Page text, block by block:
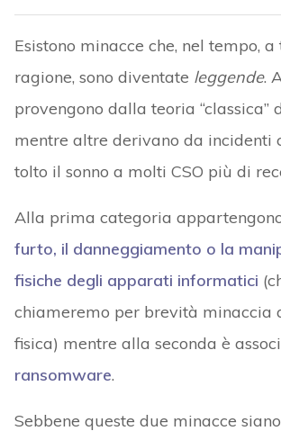
Esistono minacce che, nel tempo, a
ragione, sono diventate leggende.
provengono dalla teoria “classica”
mentre altre derivano da incidenti
tolto il sonno a molti CSO più di
Alla prima categoria
furto, il danneggiamento o la
fisiche degli apparati informatici
chiameremo per brevità minaccia
fisica) mentre alla seconda è
ransomware.
Sebbene queste due minacce siano